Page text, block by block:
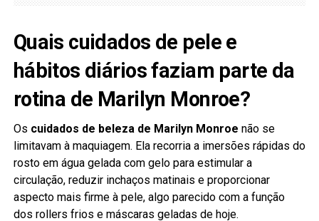
Quais cuidados de pele e
hábitos diários faziam parte da
rotina de Marilyn Monroe?
Os cuidados de beleza de Marilyn Monroe não se
limitavam à maquiagem. Ela recorria a imersões rápidas do
rosto em água gelada com gelo para estimular a
circulação, reduzir inchaços matinais e proporcionar
aspecto mais firme à pele, algo parecido com a função
dos rollers frios e máscaras geladas de hoje.